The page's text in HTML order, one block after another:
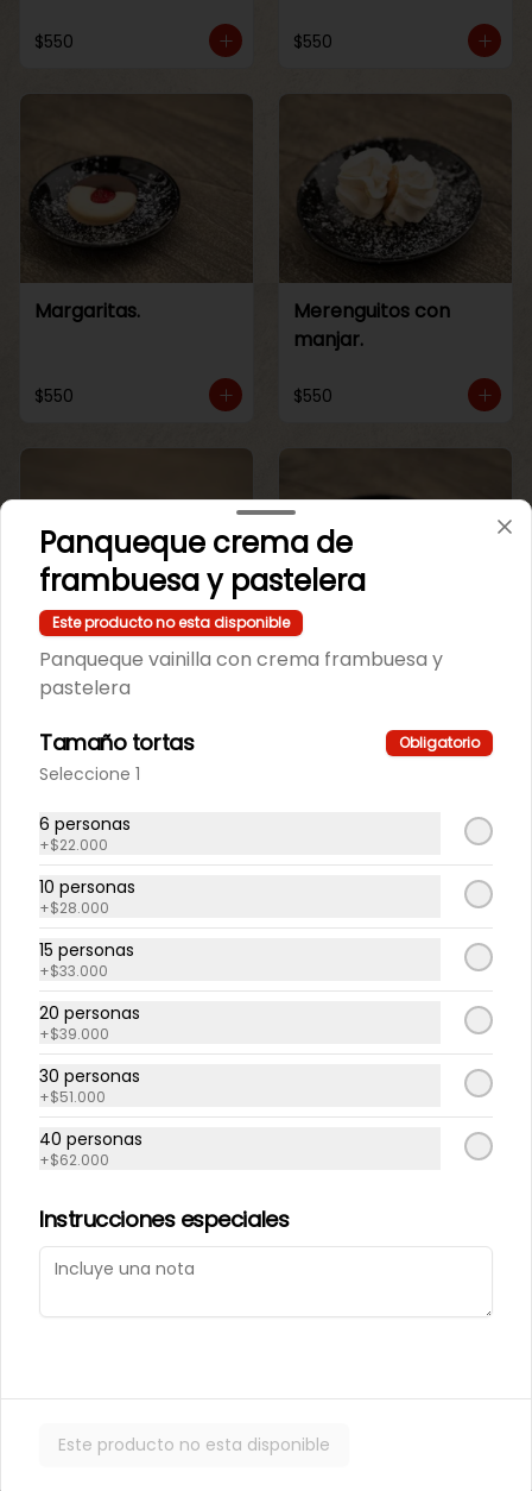
$550 $550
Margaritas.
$550
Merenguitos con
manjar.
$550
Mini Maicena
Chocolate.
$550
Mini maicena de
Repollito manjar
artesanal.
$550
Repollitos de crema
pastelera.
Caja de galletas de
Cajita Lenguita de
Panqueque crema de
frambuesa y pastelera
Este producto no esta disponible
Panqueque vainilla con crema frambuesa y
pastelera
Tamaño tortas Obligatorio
Seleccione 1
6 personas
+$22.000
10 personas
+$28.000
15 personas
+$33.000
20 personas
+$39.000
30 personas
+$51.000
40 personas
+$62.000
Instrucciones especiales
Este producto no esta disponible